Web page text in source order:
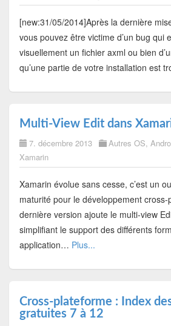
[new:31/05/2014]Après la dernière
vous pouvez être victime d’un bug qui
visuellement un fichier axml ou bien
qu’une partie de votre installation est
Multi-View Edit dans
7. décembre 2013 Autres OS,
Xamarin
Xamarin évolue sans cesse, c’est un
maturité pour le développement
dernière version ajoute le multi-view
simplifiant le support des différents
application… Plus...
Cross-plateforme : Index
gratuites 7 à 12